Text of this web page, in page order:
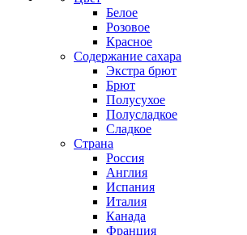
Белое
Розовое
Красное
Содержание сахара
Экстра брют
Брют
Полусухое
Полусладкое
Сладкое
Страна
Россия
Англия
Испания
Италия
Канада
Франция